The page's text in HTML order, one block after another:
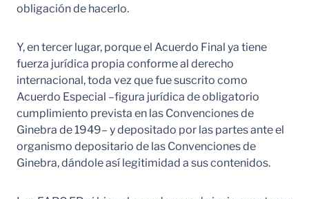
obligación de hacerlo.
Y, en tercer lugar, porque el Acuerdo Final ya tiene
fuerza jurídica propia conforme al derecho
internacional, toda vez que fue suscrito como
Acuerdo Especial –figura jurídica de obligatorio
cumplimiento prevista en las Convenciones de
Ginebra de 1949– y depositado por las partes ante el
organismo depositario de las Convenciones de
Ginebra, dándole así legitimidad a sus contenidos.